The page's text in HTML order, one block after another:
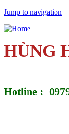
Jump to navigation
HÙNG
Hotline :